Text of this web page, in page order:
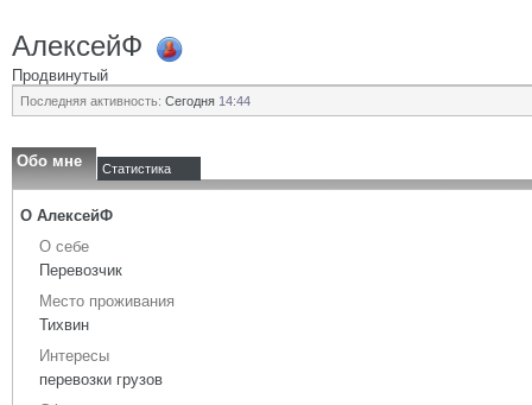
АлексейФ
Продвинутый
Последняя активность: Сегодня 14:44
Обо мне Статистика
О АлексейФ
О себе
Перевозчик
Место проживания
Тихвин
Интересы
перевозки грузов